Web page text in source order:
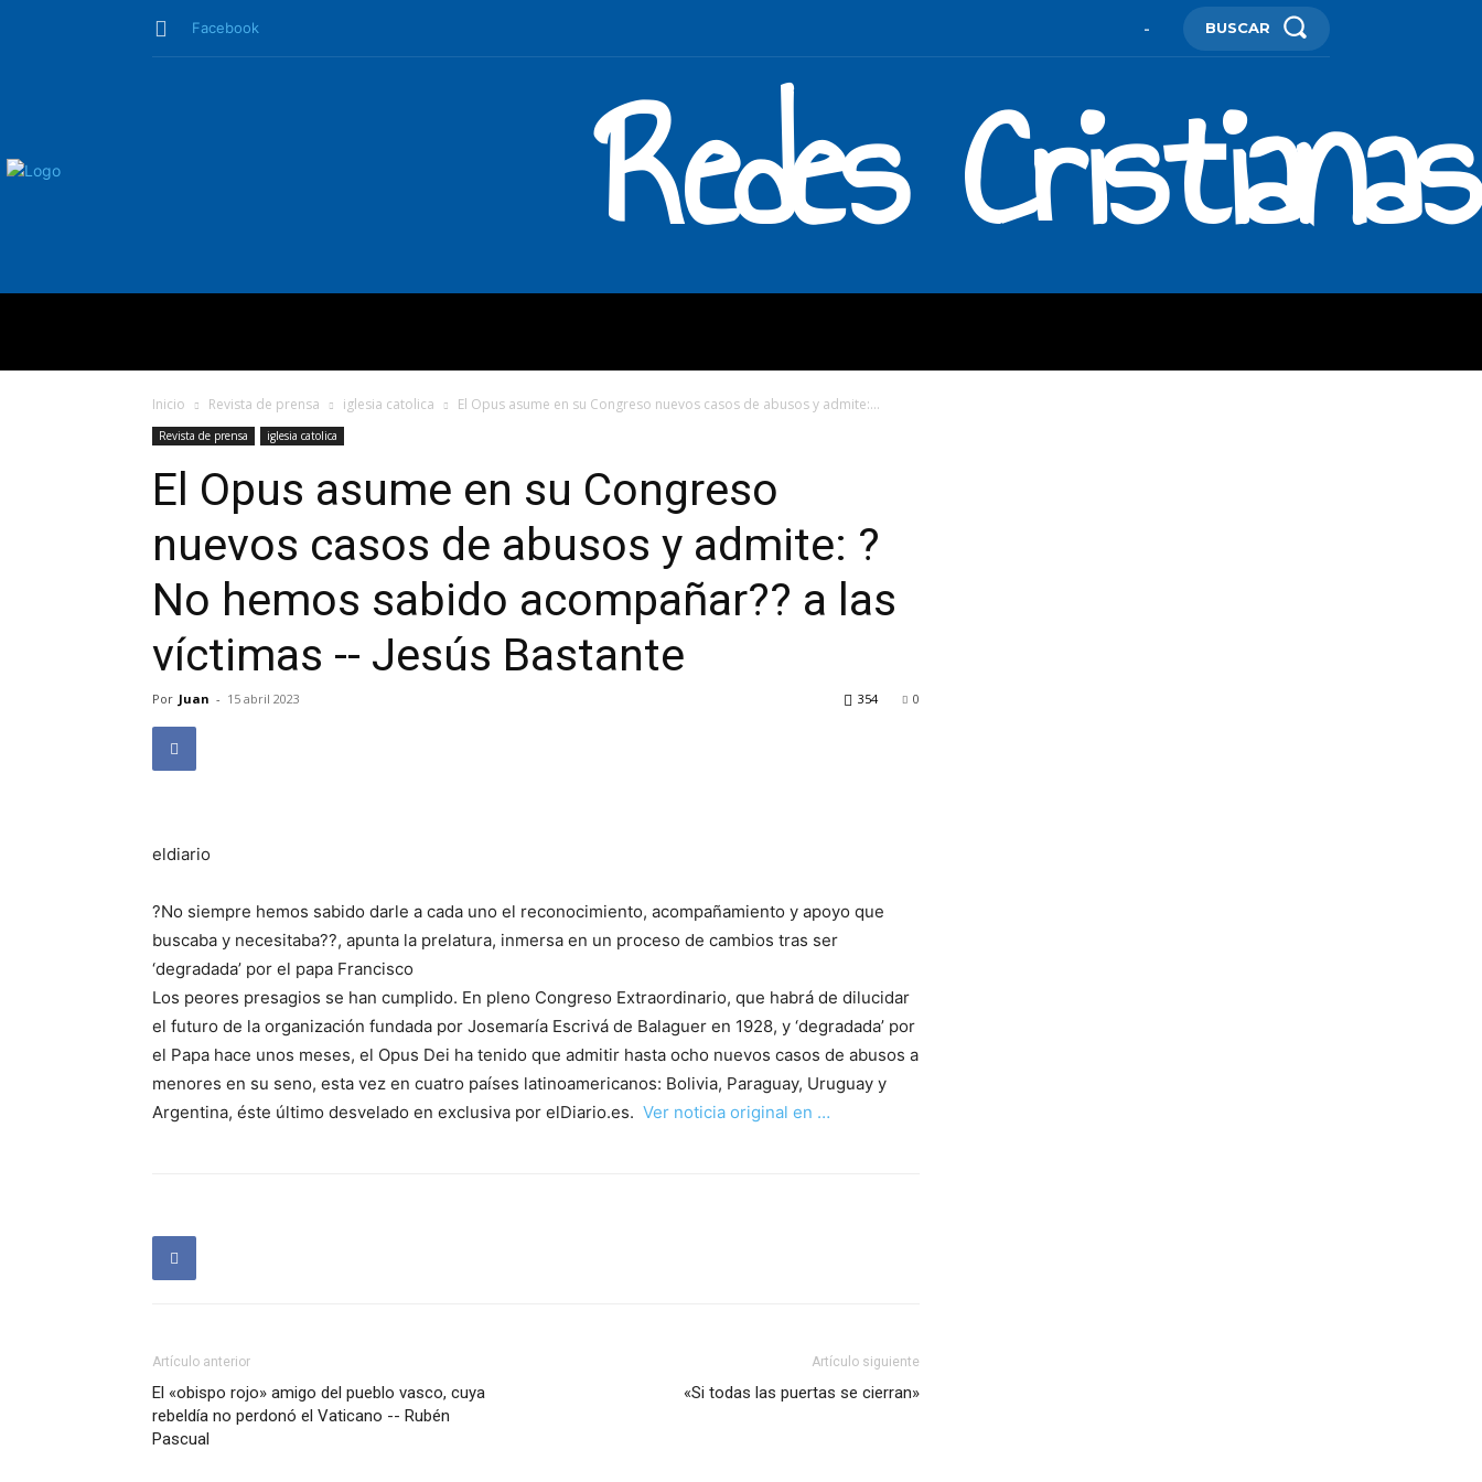
Facebook - BUSCAR
Redes Cristianas
Inicio Revista de prensa iglesia catolica El Opus asume en su Congreso nuevos casos de abusos y admite:...
Revista de prensa iglesia catolica
El Opus asume en su Congreso
nuevos casos de abusos y admite: ?
No hemos sabido acompañar?? a las
víctimas -- Jesús Bastante
Por Juan - 15 abril 2023 0
354
eldiario
?No siempre hemos sabido darle a cada uno el reconocimiento, acompañamiento y apoyo que
buscaba y necesitaba??, apunta la prelatura, inmersa en un proceso de cambios tras ser
‘degradada’ por el papa Francisco
Los peores presagios se han cumplido. En pleno Congreso Extraordinario, que habrá de dilucidar
el futuro de la organización fundada por Josemaría Escrivá de Balaguer en 1928, y ‘degradada’ por
el Papa hace unos meses, el Opus Dei ha tenido que admitir hasta ocho nuevos casos de abusos a
menores en su seno, esta vez en cuatro países latinoamericanos: Bolivia, Paraguay, Uruguay y
Argentina, éste último desvelado en exclusiva por elDiario.es. Ver noticia original en …
Artículo anterior
El «obispo rojo» amigo del pueblo vasco, cuya
rebeldía no perdonó el Vaticano -- Rubén
Pascual
Artículo siguiente
«Si todas las puertas se cierran»